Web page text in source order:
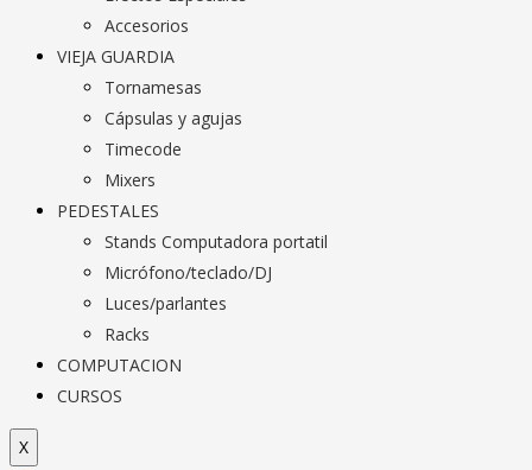
Accesorios
VIEJA GUARDIA
Tornamesas
Cápsulas y agujas
Timecode
Mixers
PEDESTALES
Stands Computadora portatil
Micrófono/teclado/DJ
Luces/parlantes
Racks
COMPUTACION
CURSOS
X